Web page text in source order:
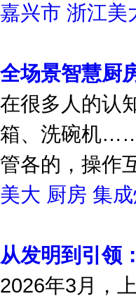
嘉兴市 浙江美
全场景智慧厨
在很多人的认
箱、洗碗机……
管各的，操作
美大 厨房 集
从发明到引领
2026年3月，